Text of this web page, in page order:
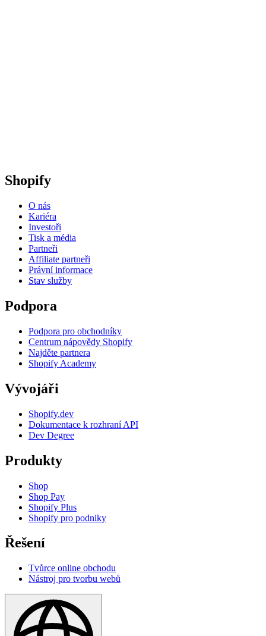
Shopify
O nás
Kariéra
Investoři
Tisk a média
Partneři
Affiliate partneři
Právní informace
Stav služby
Podpora
Podpora pro obchodníky
Centrum nápovědy Shopify
Najděte partnera
Shopify Academy
Vývojáři
Shopify.dev
Dokumentace k rozhraní API
Dev Degree
Produkty
Shop
Shop Pay
Shopify Plus
Shopify pro podniky
Řešení
Tvůrce online obchodu
Nástroj pro tvorbu webů